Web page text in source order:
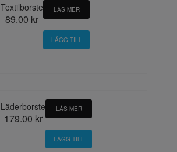
Textilborste
89.00 kr
LÄS MER
Läderborste
179.00 kr
LÄS MER